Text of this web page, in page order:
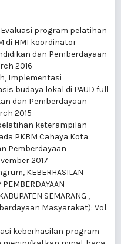
Evaluasi program pelatihan
di HMI koordinator
dan Pemberdayaan
2016
Implementasi
budaya lokal di PAUD full
dan Pemberdayaan
2015
keterampilan
PKBM Cahaya Kota
Pemberdayaan
2017
KEBERHASILAN
PEMBERDAYAAN
SEMARANG ,
Masyarakat): Vol.
keberhasilan program